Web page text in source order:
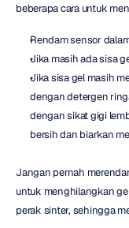
beberapa cara untuk
Rendam sensor
Jika masih ada sisa
Jika sisa gel masih
dengan detergen
dengan sikat gigi
bersih dan biarkan
Jangan pernah
untuk menghilangkan
perak sinter, sehingga